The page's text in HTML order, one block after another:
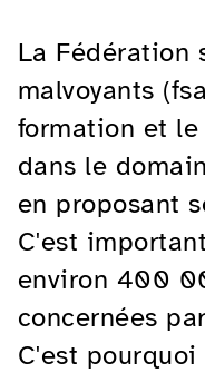
La Fédération
malvoyants
formation et
dans le
en proposant
C'est
environ 400
concernées
C'est